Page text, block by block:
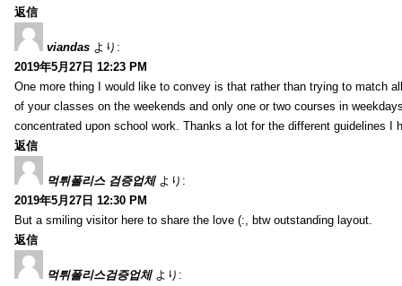
返信
viandas より:
2019年5月27日 12:23 PM
One more thing I would like to convey is that rather than trying to match
of your classes on the weekends and only one or two courses in
concentrated upon school work. Thanks a lot for the different guidelines I
返信
먹튀폴리스 검증업체 より:
2019年5月27日 12:30 PM
But a smiling visitor here to share the love (:, btw outstanding layout.
返信
먹튀폴리스검증업체 より: